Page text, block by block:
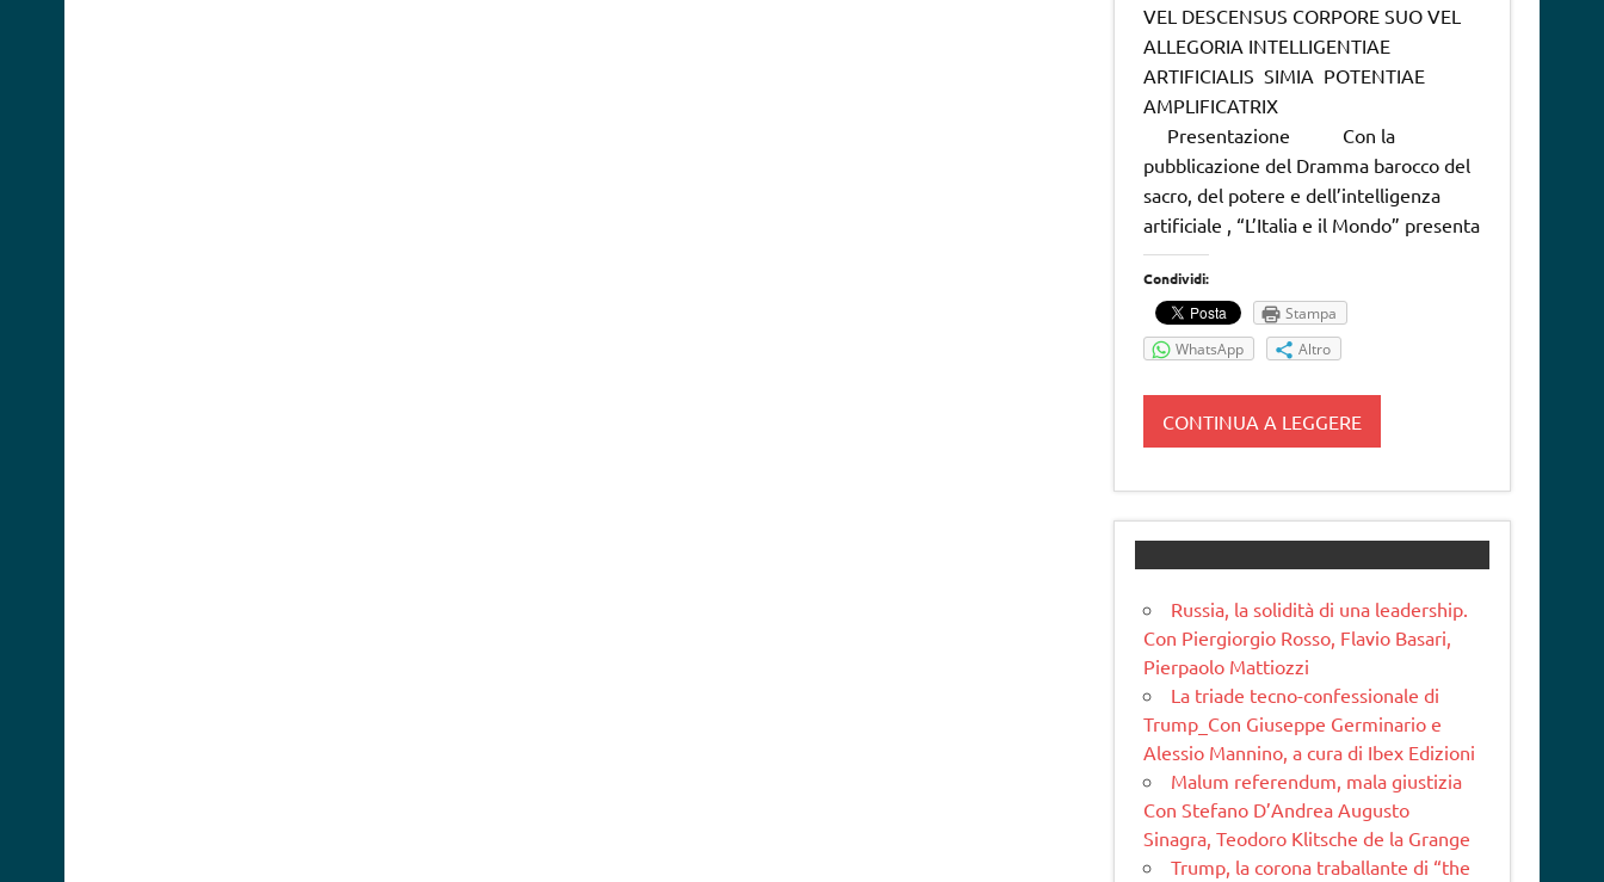
VEL DESCENSUS CORPORE SUO VEL
ALLEGORIA INTELLIGENTIAE
ARTIFICIALIS SIMIA POTENTIAE
AMPLIFICATRIX
Presentazione Con la
pubblicazione del Dramma barocco del
sacro, del potere e dell’intelligenza
artificiale , “L’Italia e il Mondo” presenta
Condividi:
Stampa
WhatsApp
Altro
CONTINUA A LEGGERE
Russia, la solidità di una leadership.
Con Piergiorgio Rosso, Flavio Basari,
Pierpaolo Mattiozzi
La triade tecno-confessionale di
Trump_Con Giuseppe Germinario e
Alessio Mannino, a cura di Ibex Edizioni
Malum referendum, mala giustizia
Con Stefano D’Andrea Augusto
Sinagra, Teodoro Klitsche de la Grange
Trump, la corona traballante di “the